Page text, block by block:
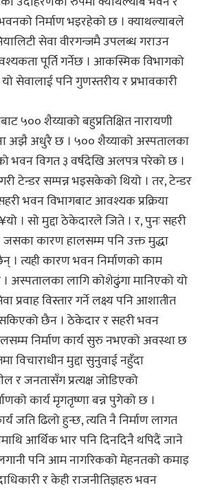
निर्माण भइरहेको छ । क्याथल्याबले
सेवा वीरगन्जमै उपलब्ध गराउन
पूर्ति गर्नेछ । आकस्मिक विभागको
पनि गुणस्तरीय र प्रभावकारी
५०० शैय्याको बहुप्रतिक्षित नारायणी
अझै अधुरै छ । ५०० शैय्याको अस्पतालका
भवन विगत ३ वर्षदेखि अलपत्र परेको छ ।
टेन्डर सम्पन्न भइसकेको थियो । तर, टेन्डर
भवन विभागबाट आवश्यक प्रक्रिया
। सो मुद्दा ठेकेदारले जिते । र, पुनः सहरी
जसका कारण हालसम्म पनि उक्त मुद्धा
। त्यही कारण भवन निर्माणको काम
। अस्पतालका लागि कोशेढुंगा मानिएको यो
प्रवाह विस्तार गर्ने लक्ष्य पनि आशातीत
छैन । ठेकेदार र सहरी भवन
निर्माण कार्य सुरु नभएको अवस्था छ
विचाराधीन मुद्दा सुनुवाई नहुँदा
र जनतासँग प्रत्यक्ष जोडिएको
कार्य मृगतृष्णा बन्न पुगेको छ ।
जति ढिलो हुन्छ, त्यति नै निर्माण लागत
आर्थिक भार पनि दिनदिनै थपिदैं जाने
पनि आम नागरिकको मेहनतको कमाइ
र केही राजनीतिज्ञहरु भवन